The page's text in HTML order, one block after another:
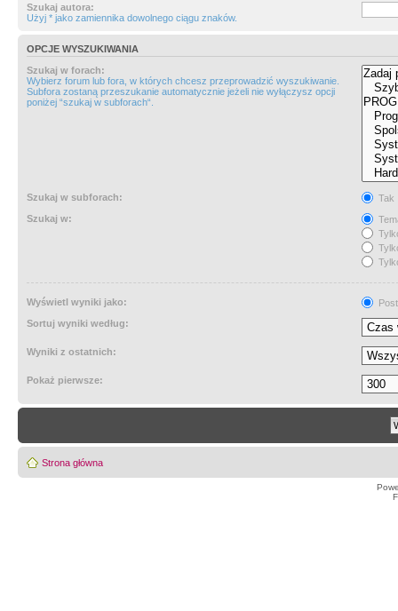
Szukaj autora:
Użyj * jako zamiennika dowolnego ciągu znaków.
OPCJE WYSZUKIWANIA
Szukaj w forach:
Wybierz forum lub fora, w których chcesz przeprowadzić wyszukiwanie.
Subfora zostaną przeszukanie automatycznie jeżeli nie wyłączysz opcji
poniżej “szukaj w subforach“.
Szukaj w subforach:
Tak
Szukaj w:
Wyświetl wyniki jako:
Sortuj wyniki według:
Wyniki z ostatnich:
Pokaż pierwsze:
Strona główna